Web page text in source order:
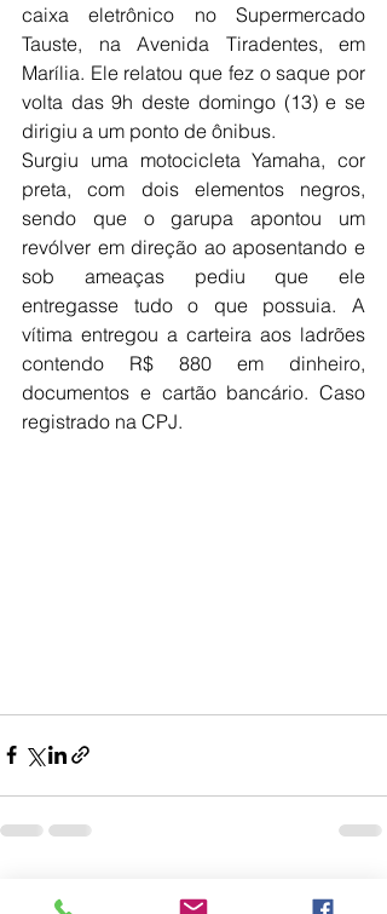
caixa eletrônico no Supermercado
Tauste, na Avenida Tiradentes, em
Marília. Ele relatou que fez o saque por
volta das 9h deste domingo (13) e se
dirigiu a um ponto de ônibus.
Surgiu uma motocicleta Yamaha, cor
preta, com dois elementos negros,
sendo que o garupa apontou um
revólver em direção ao aposentando e
sob ameaças pediu que ele
entregasse tudo o que possuia. A
vítima entregou a carteira aos ladrões
contendo R$ 880 em dinheiro,
documentos e cartão bancário. Caso
registrado na CPJ.
Posts recentes